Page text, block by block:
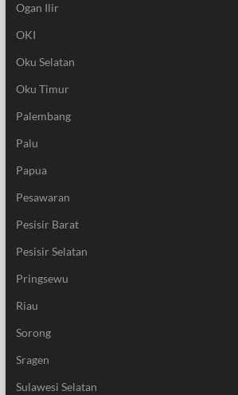
Ogan Ilir
OKI
Oku Selatan
Oku Timur
Palembang
Palu
Papua
Pesawaran
Pesisir Barat
Pesisir Selatan
Pringsewu
Riau
Sorong
Sragen
Sulawesi Selatan